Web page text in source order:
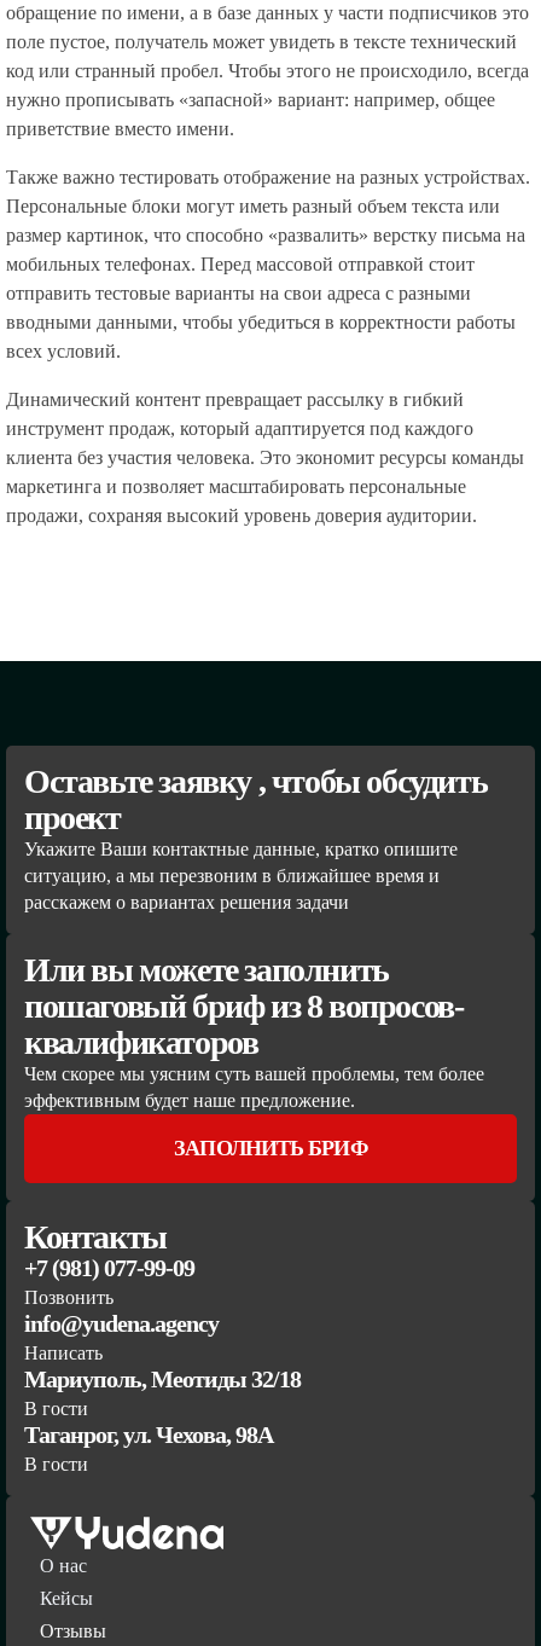
обращение по имени, а в базе данных у части подписчиков это
поле пустое, получатель может увидеть в тексте технический
код или странный пробел. Чтобы этого не происходило, всегда
нужно прописывать «запасной» вариант: например, общее
приветствие вместо имени.
Также важно тестировать отображение на разных устройствах.
Персональные блоки могут иметь разный объем текста или
размер картинок, что способно «развалить» верстку письма на
мобильных телефонах. Перед массовой отправкой стоит
отправить тестовые варианты на свои адреса с разными
вводными данными, чтобы убедиться в корректности работы
всех условий.
Динамический контент превращает рассылку в гибкий
инструмент продаж, который адаптируется под каждого
клиента без участия человека. Это экономит ресурсы команды
маркетинга и позволяет масштабировать персональные
продажи, сохраняя высокий уровень доверия аудитории.
Оставьте заявку , чтобы обсудить
проект
Укажите Ваши контактные данные, кратко опишите
ситуацию, а мы перезвоним в ближайшее время и
расскажем о вариантах решения задачи
Или вы можете заполнить
пошаговый бриф из 8 вопросов-
квалификаторов
Чем скорее мы уясним суть вашей проблемы, тем более
эффективным будет наше предложение.
ЗАПОЛНИТЬ БРИФ
Контакты
+7 (981) 077-99-09
Позвонить
info@yudena.agency
Написать
Мариуполь, Меотиды 32/18
В гости
Таганрог, ул. Чехова, 98А
В гости
О нас
Кейсы
Отзывы